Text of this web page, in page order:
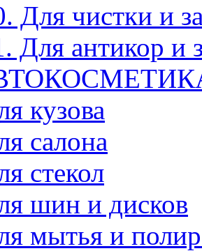
Для чистки и
Для антикор и
кузова
салона
стекол
шин и дисков
мытья и